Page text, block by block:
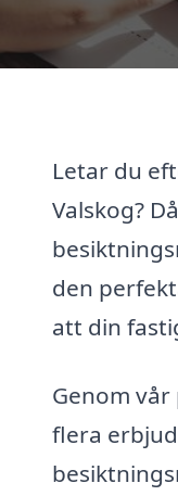
Letar du
Valskog?
den
att din
Genom
flera